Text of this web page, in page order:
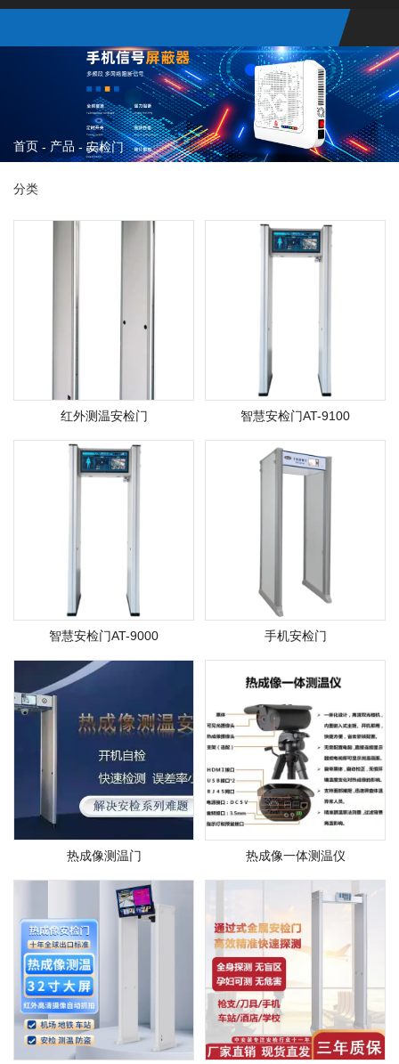
首页 -产品 - 安检门
分类
红外测温安检门 智慧安检门AT-9100
智慧安检门AT-9000 手机安检门
热成像测温门 热成像一体测温仪